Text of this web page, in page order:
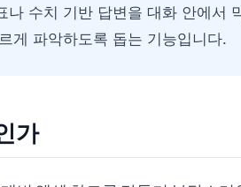
나 수치 기반 답변을 대화 안에서
게 파악하도록 돕는 기능입니다.
가